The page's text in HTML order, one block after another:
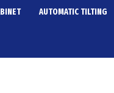
AUTOMATIC TILTING